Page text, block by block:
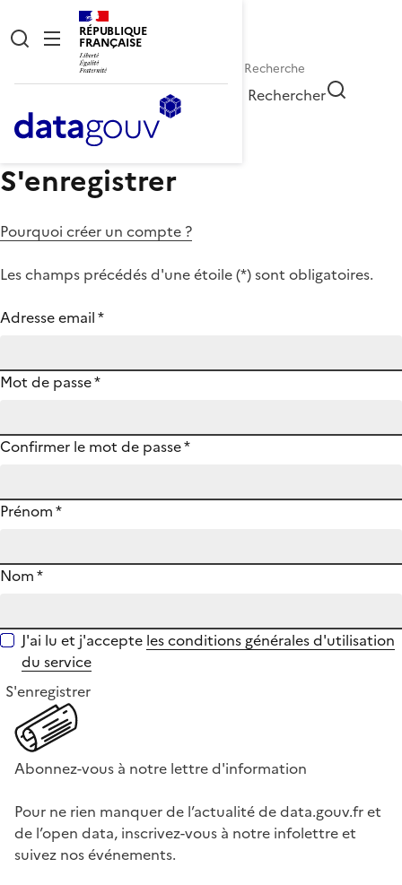
RÉPUBLIQUE
FRANÇAISE
Rechercher
S'enregistrer
Pourquoi créer un compte ?
Les champs précédés d'une étoile (*) sont obligatoires.
Adresse email*
Mot de passe*
Confirmer le mot de passe*
Prénom*
Nom*
J'ai lu et j'accepte les conditions générales d'utilisation
du service
S'enregistrer
Abonnez-vous à notre lettre d'information
Pour ne rien manquer de l’actualité de data.gouv.fr et
de l’open data, inscrivez-vous à notre infolettre et
suivez nos événements.